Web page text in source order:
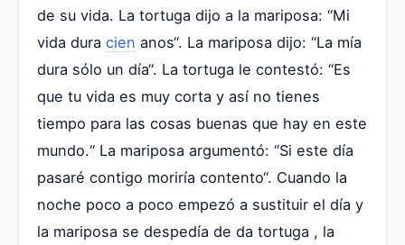
de su vida. La tortuga dijo a la mariposa: “Mi
vida dura cien anos“. La mariposa dijo: “La mía
dura sólo un día“. La tortuga le contestó: “Es
que tu vida es muy corta y así no tienes
tiempo para las cosas buenas que hay en este
mundo.“ La mariposa argumentó: “Si este día
pasaré contigo moriría contento“. Cuando la
noche poco a poco empezó a sustituir el día y
la mariposa se despedía de da tortuga , la